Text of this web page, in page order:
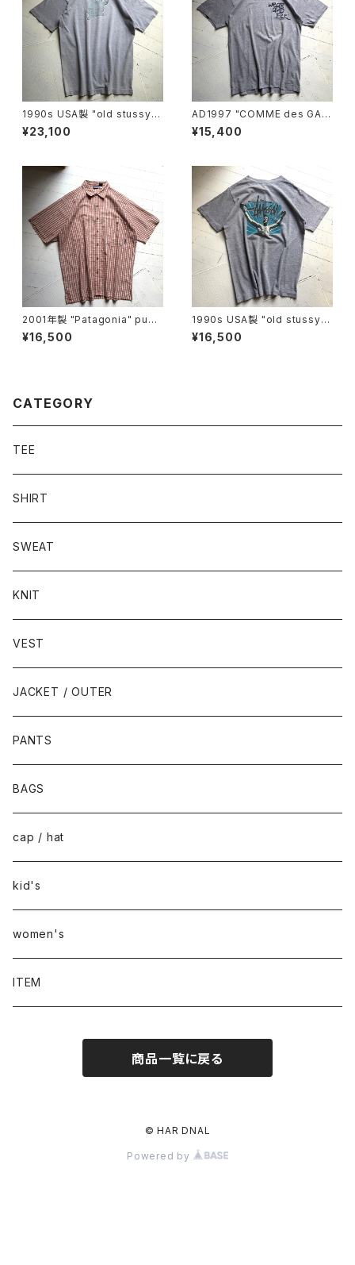
1990s USA製 "old stussy"
S/S T-shirt
¥23,100
AD1997 "COMME des GAR
ÇONS HOMME PLUS" S/S
T-shirt
¥15,400
2001年製 "Patagonia" puck
erware shirt
¥16,500
1990s USA製 "old stussy"
S/S T-shirt
¥16,500
CATEGORY
TEE
SHIRT
SWEAT
KNIT
VEST
JACKET / OUTER
PANTS
BAGS
cap / hat
kid's
women's
ITEM
商品一覧に戻る
© HAR DNAL
Powered by